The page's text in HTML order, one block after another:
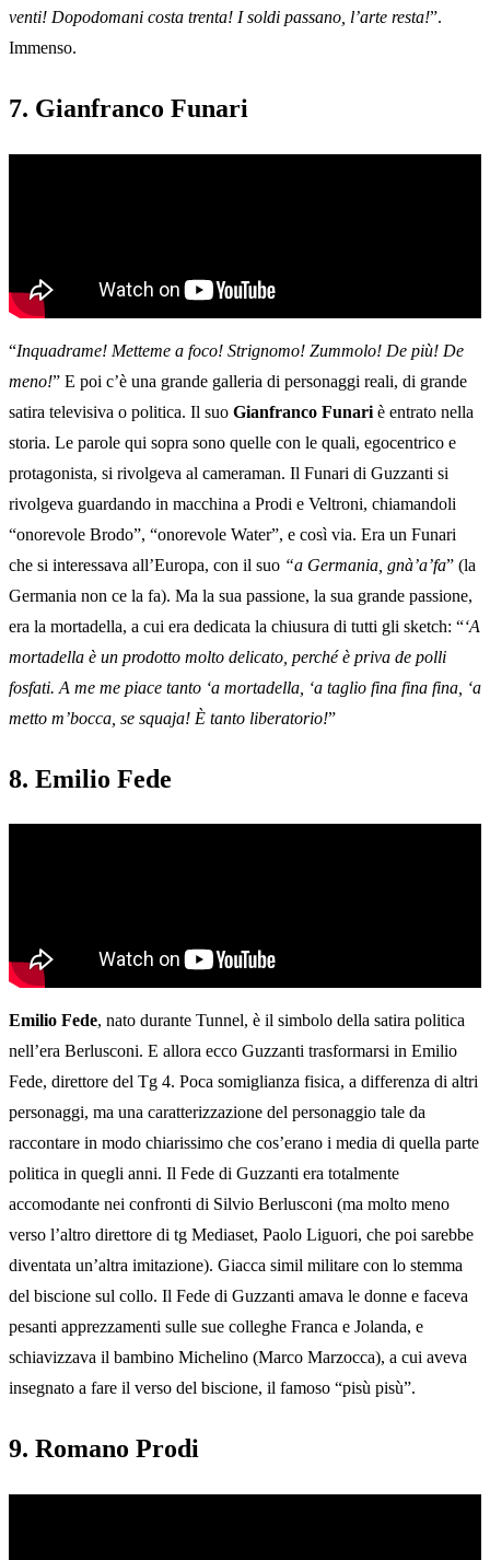
venti! Dopodomani costa trenta! I soldi passano, l’arte resta!”.
Immenso.
7. Gianfranco Funari
“Inquadrame! Metteme a foco! Strignomo! Zummolo! De più! De
meno!” E poi c’è una grande galleria di personaggi reali, di grande
satira televisiva o politica. Il suo Gianfranco Funari è entrato nella
storia. Le parole qui sopra sono quelle con le quali, egocentrico e
protagonista, si rivolgeva al cameraman. Il Funari di Guzzanti si
rivolgeva guardando in macchina a Prodi e Veltroni, chiamandoli
“onorevole Brodo”, “onorevole Water”, e così via. Era un Funari
che si interessava all’Europa, con il suo “a Germania, gnà’a’fa” (la
Germania non ce la fa). Ma la sua passione, la sua grande passione,
era la mortadella, a cui era dedicata la chiusura di tutti gli sketch: “‘A
mortadella è un prodotto molto delicato, perché è priva de polli
fosfati. A me me piace tanto ‘a mortadella, ‘a taglio fina fina fina, ‘a
metto m’bocca, se squaja! È tanto liberatorio!”
8. Emilio Fede
Emilio Fede, nato durante Tunnel, è il simbolo della satira politica
nell’era Berlusconi. E allora ecco Guzzanti trasformarsi in Emilio
Fede, direttore del Tg 4. Poca somiglianza fisica, a differenza di altri
personaggi, ma una caratterizzazione del personaggio tale da
raccontare in modo chiarissimo che cos’erano i media di quella parte
politica in quegli anni. Il Fede di Guzzanti era totalmente
accomodante nei confronti di Silvio Berlusconi (ma molto meno
verso l’altro direttore di tg Mediaset, Paolo Liguori, che poi sarebbe
diventata un’altra imitazione). Giacca simil militare con lo stemma
del biscione sul collo. Il Fede di Guzzanti amava le donne e faceva
pesanti apprezzamenti sulle sue colleghe Franca e Jolanda, e
schiavizzava il bambino Michelino (Marco Marzocca), a cui aveva
insegnato a fare il verso del biscione, il famoso “pisù pisù”.
9. Romano Prodi